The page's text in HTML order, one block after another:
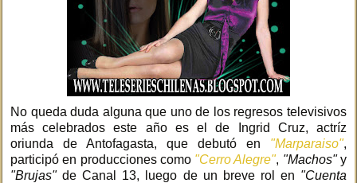
No queda duda alguna que uno de los regresos televisivos
más celebrados este año es el de Ingrid Cruz, actríz
oriunda de Antofagasta, que debutó en "Marparaiso",
participó en producciones como "Cerro Alegre", "Machos"y
"Brujas"de Canal 13, luego de un breve rol en "Cuenta